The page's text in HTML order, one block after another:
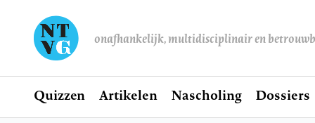
onafhankelijk, multidisciplinair en
Hoofdnavigatie
Home
Quizzen Artikelen Nascholing Dossiers